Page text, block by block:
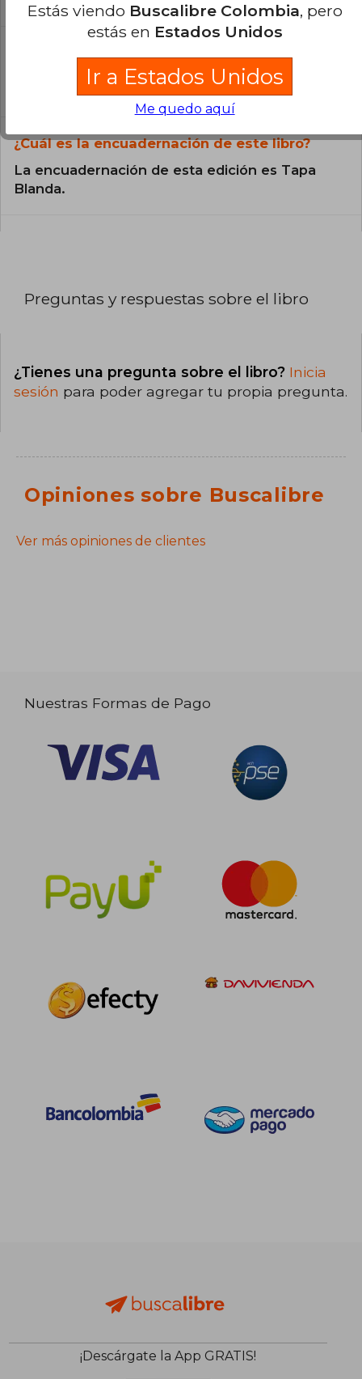
¿Cuál es la encuadernación de este libro?
La encuadernación de esta edición es Tapa
Blanda.
Preguntas y respuestas sobre el libro
¿Tienes una pregunta sobre el libro? Inicia
sesión para poder agregar tu propia pregunta.
Opiniones sobre Buscalibre
Ver más opiniones de clientes
Nuestras Formas de Pago
¡Descárgate la App GRATIS!
Estás viendo Buscalibre Colombia, pero
estás en Estados Unidos
Ir a Estados Unidos
Me quedo aquí